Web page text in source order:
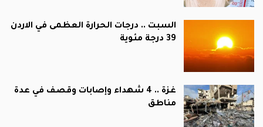
السبت .. درجات الحرارة العظمى في الاردن
39 درجة مئوية
غزة .. 4 شهداء وإصابات وقصف في عدة
مناطق